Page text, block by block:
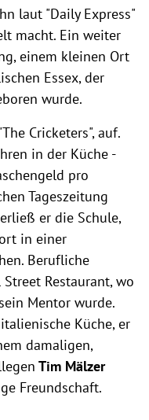
laut "Daily Express"
macht. Ein weiter
einem kleinen Ort
Essex, der
wurde.
Cricketers", auf.
in der Küche -
pro
Tageszeitung
er die Schule,
in einer
Berufliche
Restaurant, wo
Mentor wurde.
Küche, er
damaligen,
Tim Mälzer
Freundschaft.